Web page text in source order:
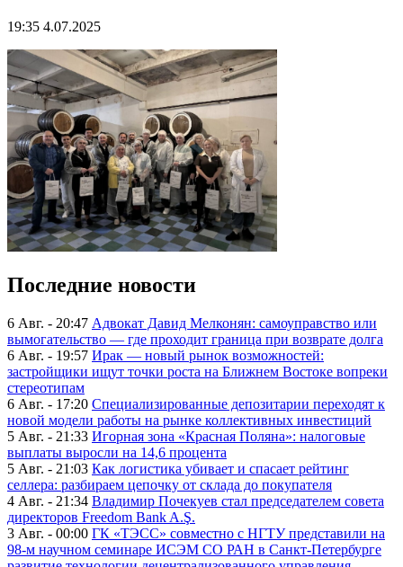
19:35 4.07.2025
Последние новости
6 Авг. - 20:47 Адвокат Давид Мелконян: самоуправство или
вымогательство — где проходит граница при возврате долга
6 Авг. - 19:57 Ирак — новый рынок возможностей:
застройщики ищут точки роста на Ближнем Востоке вопреки
стереотипам
6 Авг. - 17:20 Специализированные депозитарии переходят к
новой модели работы на рынке коллективных инвестиций
5 Авг. - 21:33 Игорная зона «Красная Поляна»: налоговые
выплаты выросли на 14,6 процента
5 Авг. - 21:03 Как логистика убивает и спасает рейтинг
селлера: разбираем цепочку от склада до покупателя
4 Авг. - 21:34 Владимир Почекуев стал председателем совета
директоров Freedom Bank A.Ş.
3 Авг. - 00:00 ГК «ТЭСС» совместно с НГТУ представили на
98-м научном семинаре ИСЭМ СО РАН в Санкт-Петербурге